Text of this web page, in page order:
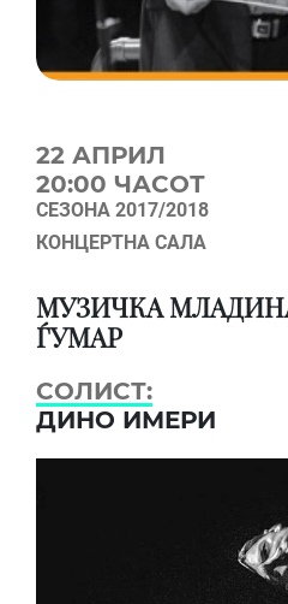
22 АПРИЛ
20:00 ЧАСОТ
СЕЗОНА 2017/2018
КОНЦЕРТНА САЛА
МУЗИЧКА
ЃУМАР
СОЛИСТ:
ДИНО ИМЕРИ